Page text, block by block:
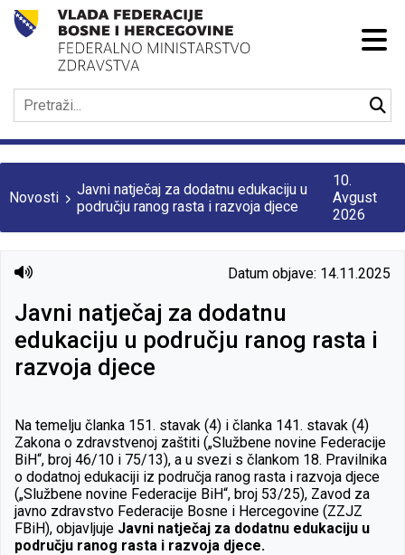
Novosti
Javni natječaj za dodatnu edukaciju u
području ranog rasta i razvoja djece
10.
Avgust
2026
Datum objave: 14.11.2025
Javni natječaj za dodatnu
edukaciju u području ranog rasta i
razvoja djece
Na temelju članka 151. stavak (4) i članka 141. stavak (4)
Zakona o zdravstvenoj zaštiti („Službene novine Federacije
BiH“, broj 46/10 i 75/13), a u svezi s člankom 18. Pravilnika
o dodatnoj edukaciji iz područja ranog rasta i razvoja djece
(„Službene novine Federacije BiH“, broj 53/25), Zavod za
javno zdravstvo Federacije Bosne i Hercegovine (ZZJZ
FBiH), objavljuje Javni natječaj za dodatnu edukaciju u
području ranog rasta i razvoja djece.